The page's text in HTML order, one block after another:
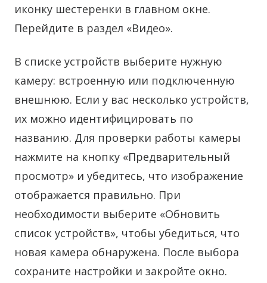
иконку шестеренки в главном окне.
Перейдите в раздел «Видео».
В списке устройств выберите нужную
камеру: встроенную или подключенную
внешнюю. Если у вас несколько устройств,
их можно идентифицировать по
названию. Для проверки работы камеры
нажмите на кнопку «Предварительный
просмотр» и убедитесь, что изображение
отображается правильно. При
необходимости выберите «Обновить
список устройств», чтобы убедиться, что
новая камера обнаружена. После выбора
сохраните настройки и закройте окно.